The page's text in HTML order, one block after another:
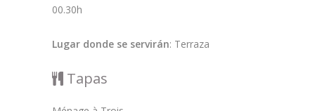
00.30h
Lugar donde se servirán: Terraza
Tapas